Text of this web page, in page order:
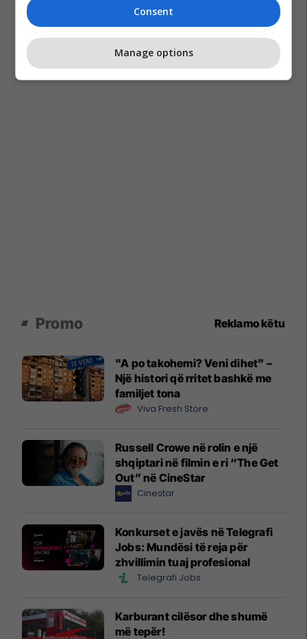
Promo Reklamo këtu
"A po takohemi? Veni dihet" –
Një histori që rritet bashkë me
familjet tona
Viva Fresh Store
Russell Crowe në rolin e një
shqiptari në filmin e ri “The Get
Out” në CineStar
Cinestar
Konkurset e javës në Telegrafi
Jobs: Mundësi të reja për
zhvillimin tuaj profesional
Telegrafi Jobs
Karburant cilësor dhe shumë
më tepër!
Consent
Manage options